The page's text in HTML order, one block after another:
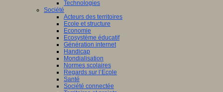
Technologies
Société
Acteurs des territoires
Ecole et structure
Economie
Ecosystème éducatif
Génération internet
Handicap
Mondialisation
Normes scolaires
Regards sur l’Ecole
Santé
Société connectée